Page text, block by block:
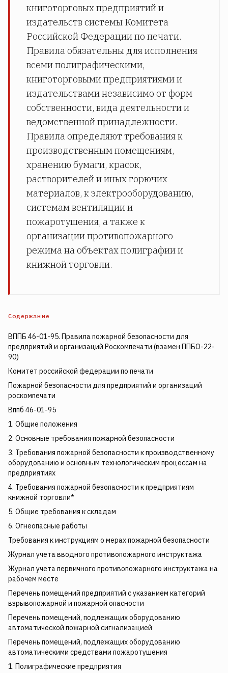
книготорговых предприятий и
издательств системы Комитета
Российской Федерации по печати.
Правила обязательны для исполнения
всеми полиграфическими,
книготорговыми предприятиями и
издательствами независимо от форм
собственности, вида деятельности и
ведомственной принадлежности.
Правила определяют требования к
производственным помещениям,
хранению бумаги, красок,
растворителей и иных горючих
материалов, к электрооборудованию,
системам вентиляции и
пожаротушения, а также к
организации противопожарного
режима на объектах полиграфии и
книжной торговли.
Содержание
ВППБ 46-01-95. Правила пожарной безопасности для
предприятий и организаций Роскомпечати (взамен ППБО-22-
90)
Комитет российской федерации по печати
Пожарной безопасности для предприятий и организаций
роскомпечати
Вппб 46-01-95
1. Общие положения
2. Основные требования пожарной безопасности
3. Требования пожарной безопасности к производственному
оборудованию и основным технологическим процессам на
предприятиях
4. Требования пожарной безопасности к предприятиям
книжной торговли*
5. Общие требования к складам
6. Огнеопасные работы
Требования к инструкциям о мерах пожарной безопасности
Журнал учета вводного противопожарного инструктажа
Журнал учета первичного противопожарного инструктажа на
рабочем месте
Перечень помещений предприятий с указанием категорий
взрывопожарной и пожарной опасности
Перечень помещений, подлежащих оборудованию
автоматической пожарной сигнализацией
Перечень помещений, подлежащих оборудованию
автоматическими средствами пожаротушения
1. Полиграфические предприятия